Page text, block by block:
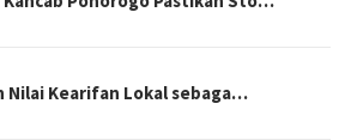
Nilai Kearifan Lokal sebaga…